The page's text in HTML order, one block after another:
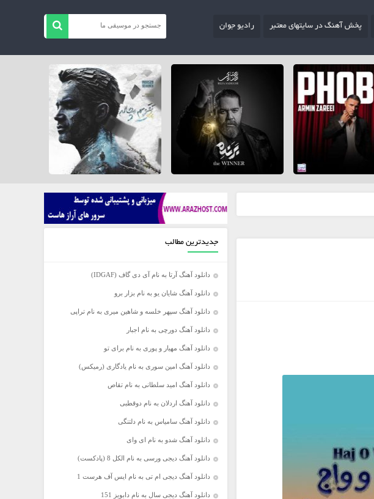
پخش آهنگ در سایتهای معتبر رادیو جوان
جدیدترین مطالب
دانلود آهنگ آرتا به نام آی دی گاف (IDGAF)
دانلود آهنگ شایان یو به نام بزار برو
دانلود آهنگ سپهر خلسه و شاهین میری به نام تراپی
دانلود آهنگ دورچی به نام اجبار
دانلود آهنگ مهیار و پوری به نام برای تو
دانلود آهنگ امین سوری به نام یادگاری (رمیکس)
دانلود آهنگ امید سلطانی به نام تقاص
دانلود آهنگ اردلان به نام دوقطبی
دانلود آهنگ سامیاس به نام دلتنگی
دانلود آهنگ شدو به نام ای وای
دانلود آهنگ دیجی ورسی به نام الکل 8 (پادکست)
دانلود آهنگ دیجی ام تی به نام ایس آف هرست 1
دانلود آهنگ دیجی سال به نام دابویز 151